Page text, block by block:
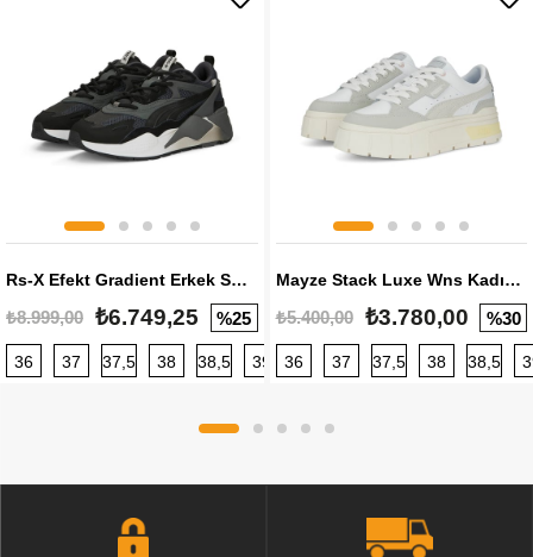
Rs-X Efekt Gradient Erkek Sneaker
₺8.999,00 ₺6.749,25 %25
36 37 37,5 38 38,5 39 40 40,5 41 42 42,5
Mayze Stack Luxe Wns Kadın Sneaker
₺5.400,00 ₺3.780,00 %30
36 37 37,5 38 38,5